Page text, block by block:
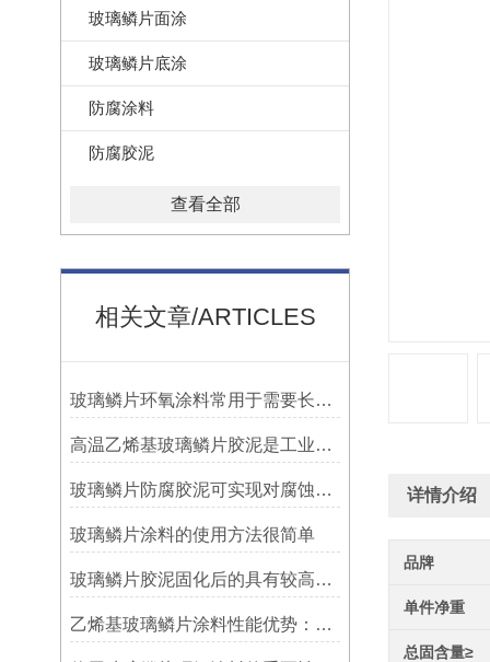
玻璃鳞片面涂
玻璃鳞片底涂
防腐涂料
防腐胶泥
查看全部
相关文章/ARTICLES
玻璃鳞片环氧涂料常用于需要长期防腐蚀保护的场合中
高温乙烯基玻璃鳞片胶泥是工业防腐领域中的特殊材料
玻璃鳞片防腐胶泥可实现对腐蚀介质的有效阻隔
玻璃鳞片涂料的使用方法很简单
玻璃鳞片胶泥固化后的具有较高的硬度和耐磨性
乙烯基玻璃鳞片涂料性能优势：多重防护的协同效应
详情介绍
品牌
单件净重
总固含量≥